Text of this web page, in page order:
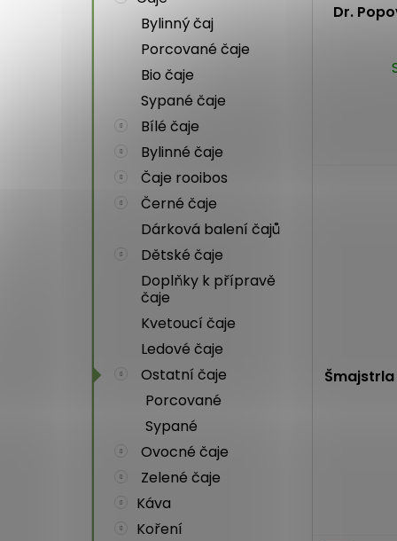
Bylinný čaj
Porcované čaje
Bio čaje
Sypané čaje
Bílé čaje
Bylinné čaje
Čaje rooibos
Černé čaje
Dárková balení čajů
Dětské čaje
Doplňky k přípravě
čaje
Kvetoucí čaje
Ledové čaje
Ostatní čaje
Porcované
Sypané
Ovocné čaje
Zelené čaje
Káva
Koření
Dr.